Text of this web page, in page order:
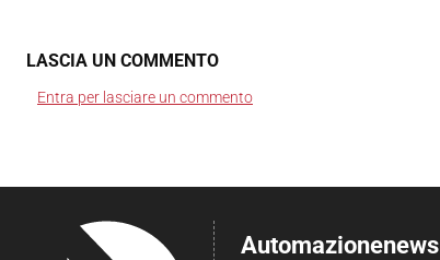
LASCIA UN COMMENTO
Entra per lasciare un commento
Automazionenews